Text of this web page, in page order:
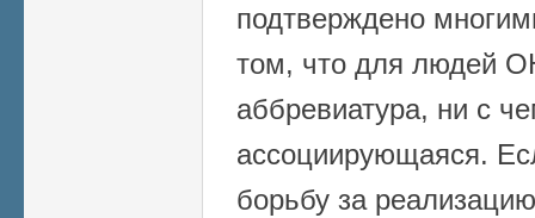
подтверждено
том, что для людей
аббревиатура, ни с
ассоциирующаяся.
борьбу за